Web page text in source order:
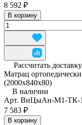
8 592 ₽
В корзину
Рассчитать доставку
Матрац
(2000x840x80)
В наличии
Арт. ВиЦыАн-М1-ТК-
7 583 ₽
В корзину